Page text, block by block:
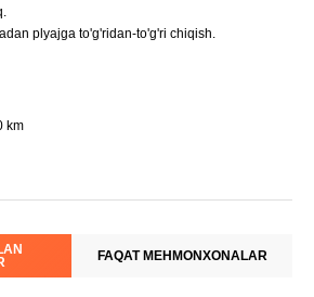
plyajga to'g'ridan-to'g'ri chiqish.
km
FAQAT MEHMONXONALAR